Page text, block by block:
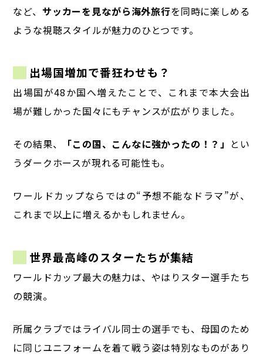
など、 サッカーを見ながら海外旅行を同時に楽しめる
ような視聴スタイルが魅力のひとつです。
出場国増加で番狂わせも？
出場国が48か国へ増えたことで、これまで本大会出
場が難しかった国々にもチャンスが広がりました。
その結果、 「この国、こんなに強かったの！？」 とい
うダークホースが現れる可能性も。
ワールドカップならではの“予想不能なドラマ”が、
これまで以上に増えるかもしれません。
世界最高峰のスターたちが集結
ワールドカップ最大の魅力は、やはりスター選手たち
の競演。
所属クラブではライバル同士の選手でも、母国のため
に同じユニフォームを着て戦う姿は特別なものがあり